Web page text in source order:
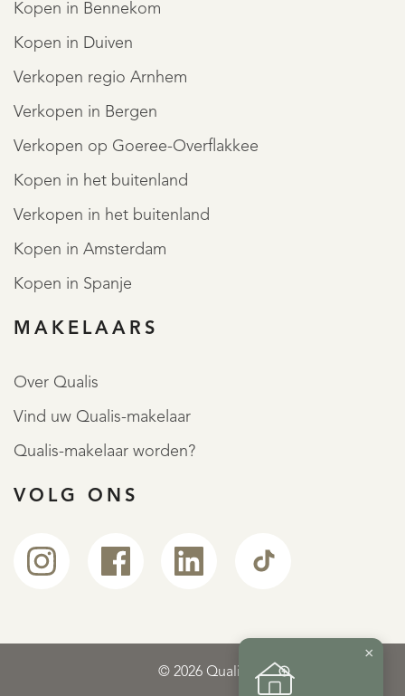
Kopen in Bennekom
Kopen in Duiven
Verkopen regio Arnhem
Verkopen in Bergen
Verkopen op Goeree-Overflakkee
Kopen in het buitenland
Verkopen in het buitenland
Kopen in Amsterdam
Kopen in Spanje
MAKELAARS
Over Qualis
Vind uw Qualis-makelaar
Qualis-makelaar worden?
VOLG ONS
© 2026 Qualis
×